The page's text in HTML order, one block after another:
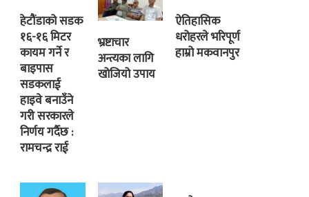
हेटौंडाको सडक
१६-१६ मिटर
कायम गर्ने र
बाइपास
सडकलाई
हाइवे बनाउँने
गरी सरकारले
निर्णय गर्दैछ :
रामचन्द्र राई
भ्रष्टाचार
अन्त्यका लागि
खोजियो उपाय
ऐतिहासिक
धरोहरले भरिपूर्ण
हाम्रो मकवानपुर